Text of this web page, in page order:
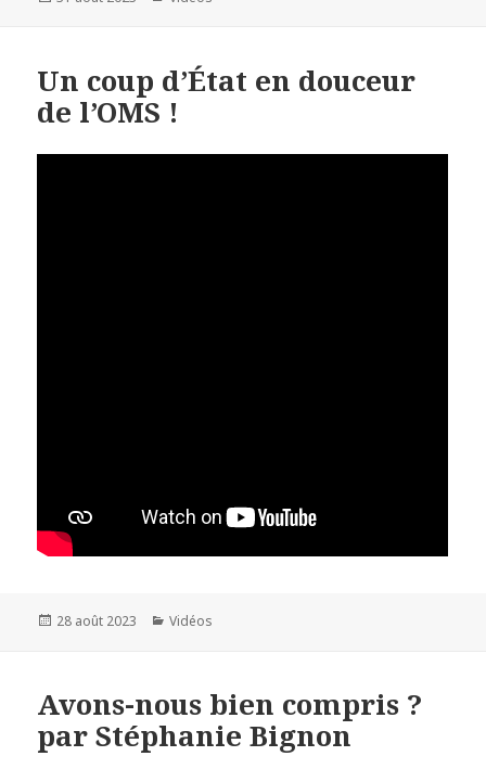
Un coup d’État en douceur
de l’OMS !
Publié
28 août 2023 Catégories
Vidéos
Avons-nous bien compris ?
par Stéphanie Bignon